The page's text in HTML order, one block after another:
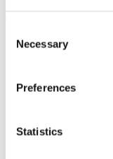
Selection
Necessary
Preferences
Statistics
English
Français
русский